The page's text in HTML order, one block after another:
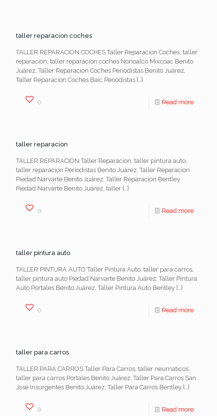
taller reparacion coches
TALLER REPARACION COCHES Taller Reparacion Coches, taller
reparacion, taller reparacion coches Nonoalco Mixcoac Benito
Juárez, Taller Reparacion Coches Periodistas Benito Juárez,
Taller Reparacion Coches Baic Periodistas […]
0 Read more
taller reparacion
TALLER REPARACION Taller Reparacion, taller pintura auto,
taller reparacion Periodistas Benito Juárez, Taller Reparacion
Piedad Narvarte Benito Juárez, Taller Reparacion Bentley
Piedad Narvarte Benito Juárez, taller […]
0 Read more
taller pintura auto
TALLER PINTURA AUTO Taller Pintura Auto, taller para carros,
taller pintura auto Piedad Narvarte Benito Juárez, Taller Pintura
Auto Portales Benito Juárez, Taller Pintura Auto Bentley […]
0 Read more
taller para carros
TALLER PARA CARROS Taller Para Carros, taller neumaticos,
taller para carros Portales Benito Juárez, Taller Para Carros San
Jose Insurgentes Benito Juárez, Taller Para Carros Bentley […]
0 Read more